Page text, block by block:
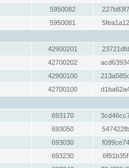
5950082
5950081
42900201
42700202
42900100
42700100
693170
693050
693030
693230